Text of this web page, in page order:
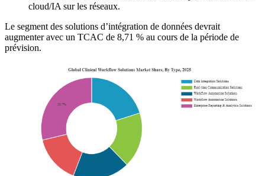
cloud/IA sur les réseaux.
Le segment des solutions d’intégration de données devrait
augmenter avec un TCAC de 8,71 % au cours de la période de
prévision.